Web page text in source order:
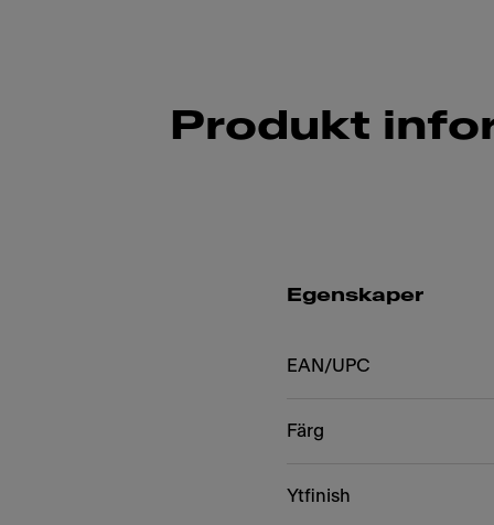
Produkt
Egenskaper
EAN/UPC
Färg
Ytfinish